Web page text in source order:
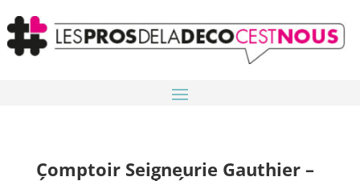
Comptoir Seigneurie Gauthier –